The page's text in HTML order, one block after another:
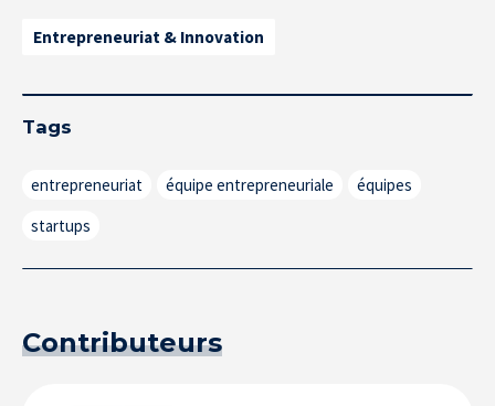
Entrepreneuriat & Innovation
Tags
entrepreneuriat équipe entrepreneuriale
équipes
startups
Contributeurs